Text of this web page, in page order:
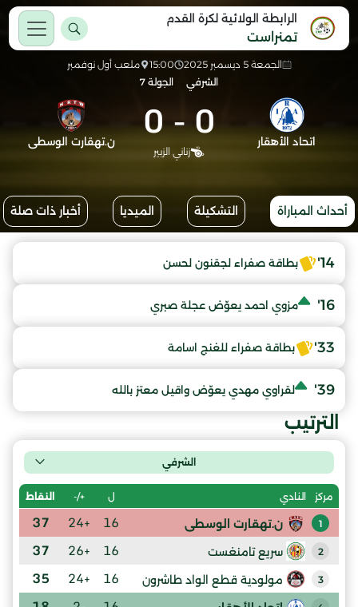
الرابطة الولائية لكرة القدم
تمنراست
الجمعة 5 ديسمبر 2025 15:00
ملعب أول نوفمبر
الشرفي
الجولة 7
اتحاد الأهقار 0
-
0
زناني الزبير
ن.تهقارت الوسطى
أحداث المباراة التشكيلة الميديا أخبار ذات صلة
14' بطاقة صفراء لجقنون لحسن
16' مزوي احمد يعوّض عجلة صبري
33' بطاقة صفراء للغنج اسامة
39' لقراوي مهدي يعوّض واقيل معتز بالله
الترتيب
الشرفي
مركز النادي ل +/- النقاط
1 ن.تهقارت الوسطى 16
+24
37
2 سريع تامنغست 16
+26
37
3 مولودية قطع الواد طاشرون 16
+24
35